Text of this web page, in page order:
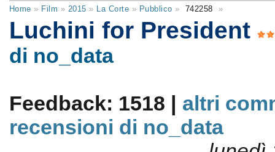
Home » Film » 2015 » La Corte » Pubblico » 742258 »
Luchini for President
di no_data
Feedback: 1518 | altri
recensioni di no_data